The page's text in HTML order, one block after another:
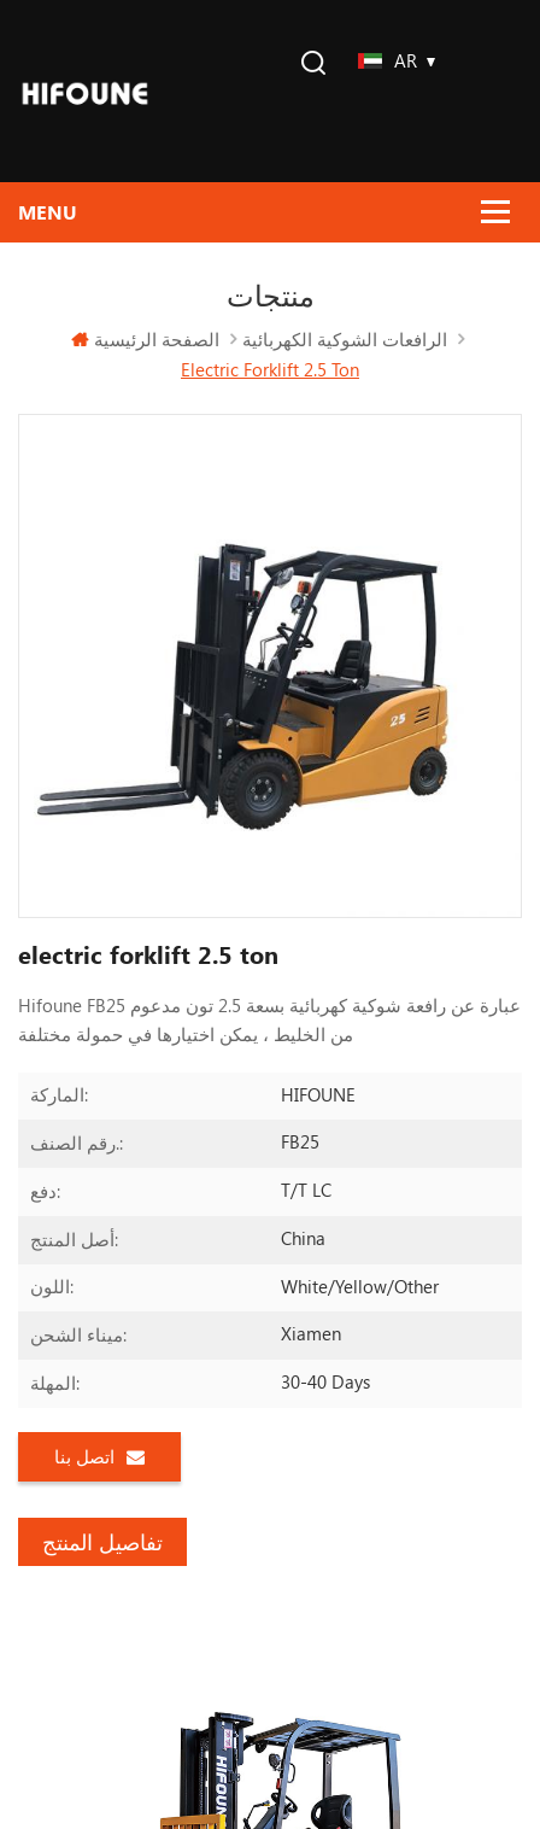
AR
منتجات
الصفحة الرئيسية
الرافعات الشوكية الكهربائية
Electric Forklift 2.5 Ton
electric forklift 2.5 ton
Hifoune FB25 عبارة عن رافعة شوكية كهربائية بسعة 2.5 تون مدعوم
من الخليط ، يمكن اختيارها في حمولة مختلفة
الماركة: HIFOUNE
رقم الصنف.: FB25
دفع: T/T LC
أصل المنتج: China
اللون: White/yellow/other
ميناء الشحن: Xiamen
المهلة: 30-40 Days
اتصل بنا
تفاصيل المنتج